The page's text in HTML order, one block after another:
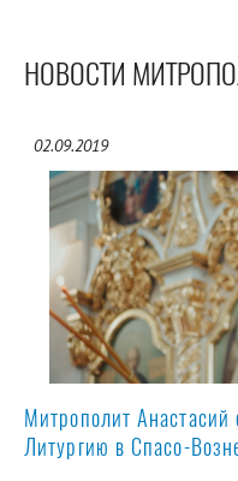
НОВОСТИ
02.09.2019
Митрополит
Литургию в Спасо-